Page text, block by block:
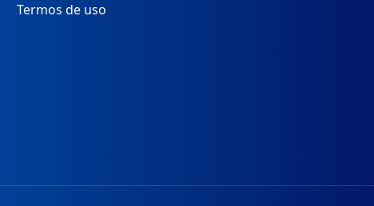
Termos de uso